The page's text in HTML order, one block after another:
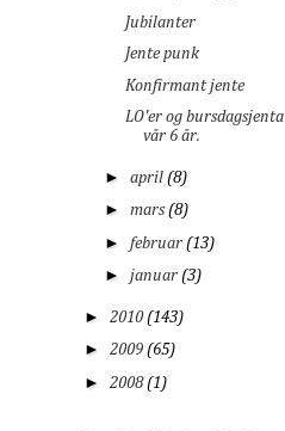
Jubilanter
Jente punk
Konfirmant jente
LO'er og bursdagsjenta
vår 6 år.
► april (8)
► mars(8)
► februar (13)
► januar (3)
► 2010 (143)
► 2009 (65)
► 2008 (1)